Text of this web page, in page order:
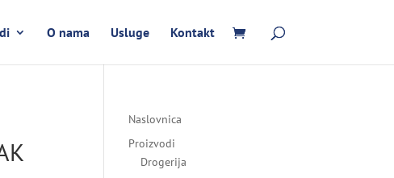
O nama Usluge Kontakt
Naslovnica
Proizvodi
Drogerija